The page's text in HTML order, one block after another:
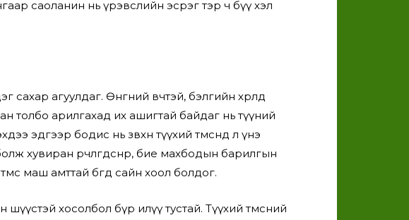
саоланин нь үрэвслийн эсрэг тэр ч бүү хэл
агуулдаг. Өнгөний өвчтэй, бэлгийн хөөрөлд
толбо арилгахад их ашигтай байдаг нь түүний
эдгээр бодис нь зөвхөн түүхий төмсөнд л үнэ
хувиран өөрчлөгдсөнөөр, бие махбодын барилгын
маш амттай бөгөөд сайн хоол болдог.
хосолбол бүр илүү тустай. Түүхий төмсний